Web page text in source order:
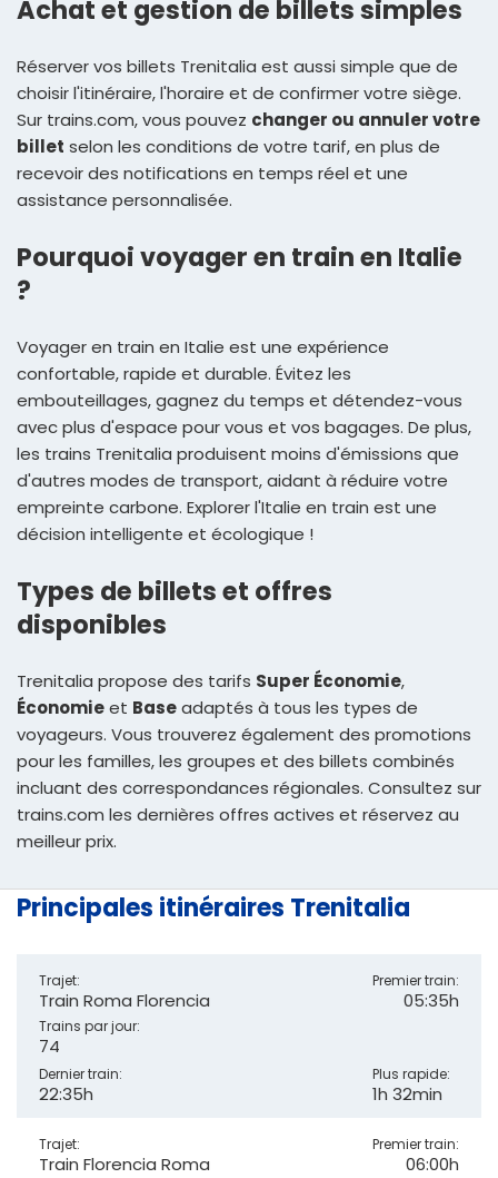
Achat et gestion de billets simples
Réserver vos billets Trenitalia est aussi simple que de
choisir l'itinéraire, l'horaire et de confirmer votre siège.
Sur trains.com, vous pouvez changer ou annuler votre
billet selon les conditions de votre tarif, en plus de
recevoir des notifications en temps réel et une
assistance personnalisée.
Pourquoi voyager en train en Italie
?
Voyager en train en Italie est une expérience
confortable, rapide et durable. Évitez les
embouteillages, gagnez du temps et détendez-vous
avec plus d'espace pour vous et vos bagages. De plus,
les trains Trenitalia produisent moins d'émissions que
d'autres modes de transport, aidant à réduire votre
empreinte carbone. Explorer l'Italie en train est une
décision intelligente et écologique !
Types de billets et offres
disponibles
Trenitalia propose des tarifs Super Économie,
Économieet Baseadaptés à tous les types de
voyageurs. Vous trouverez également des promotions
pour les familles, les groupes et des billets combinés
incluant des correspondances régionales. Consultez sur
trains.com les dernières offres actives et réservez au
meilleur prix.
Principales itinéraires Trenitalia
Trajet:
Train Roma Florencia
Trains par jour:
74
Premier train:
05:35h
Dernier train:
22:35h
Plus rapide:
1h 32min
Trajet:
Train Florencia Roma
Premier train:
06:00h